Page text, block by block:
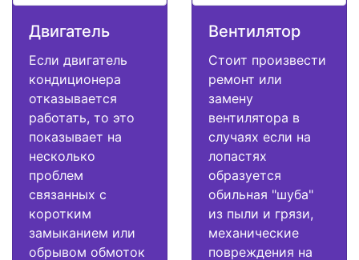
Двигатель
Если двигатель
кондиционера
отказывается
работать, то это
показывает на
несколько
проблем
связанных с
коротким
замыканием или
обрывом обмоток
Вентилятор
Стоит произвести
ремонт или
замену
вентилятора в
случаях если на
лопастях
образуется
обильная "шуба"
из пыли и грязи,
механические
повреждения на